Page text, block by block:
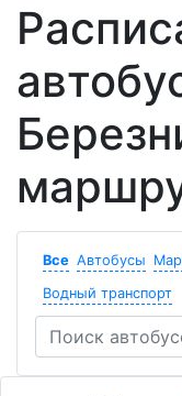
Все Автобусы
Водный транспорт